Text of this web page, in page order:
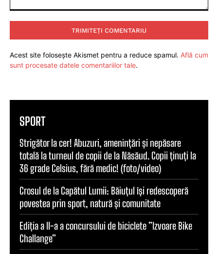
Acest site folosește Akismet pentru a reduce spamul. Află cum
sunt procesate datele comentariilor tale.
SPORT
Strigător la cer! Abuzuri, amenințări și nepăsare
totală la turneul de copii de la Năsăud. Copii ținuți la
36 grade Celsius, fără medic! (foto/video)
Crosul de la Capătul Lumii: Băiuțul își redescoperă
povestea prin sport, natură și comunitate
Ediția a II-a a concursului de biciclete ”Izvoare Bike
Challange”